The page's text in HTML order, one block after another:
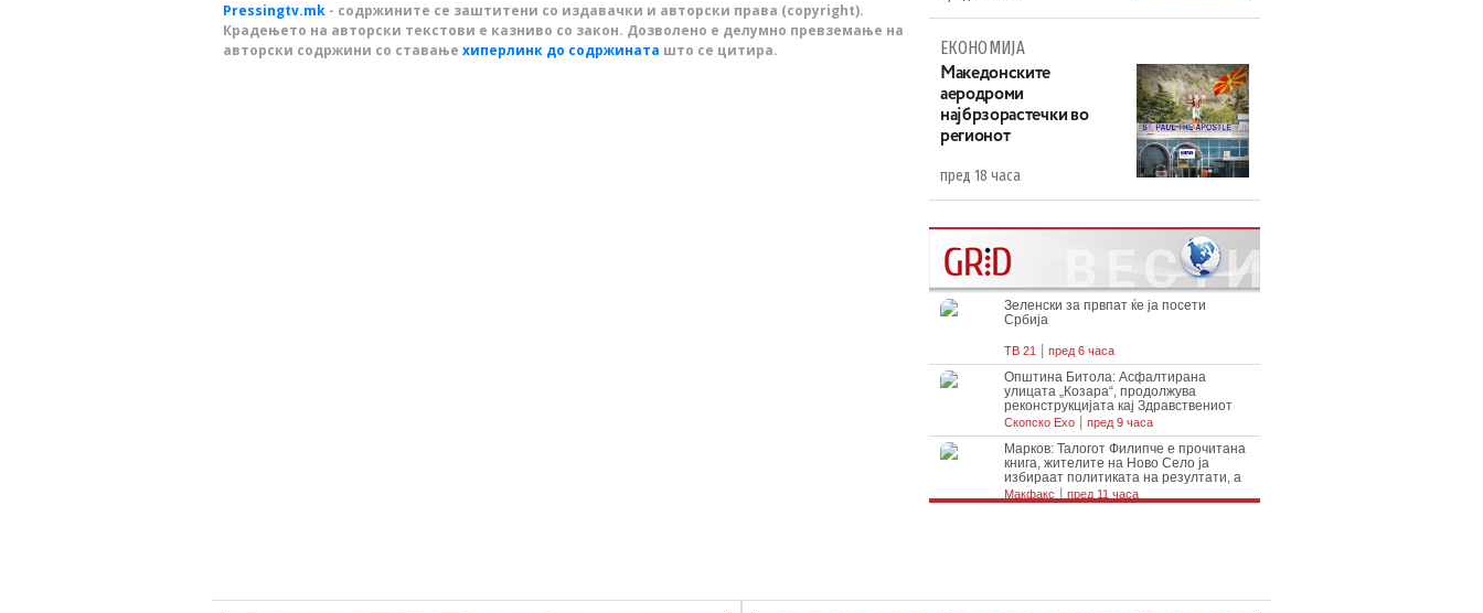
Pressingtv.mk - содржините се заштитени со издавачки и авторски права (copyright).
Крадењето на авторски текстови е казниво со закон. Дозволено е делумно превземање на
авторски содржини со ставање хиперлинк до содржината што се цитира. ЕКОНОМИЈА
Maкедонските
аеродроми
најбрзорастечки во
регионот
пред 18 часа